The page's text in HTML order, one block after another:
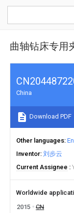
曲轴钻床专用
China
Download PDF
Other languages
Inventor 刘步云
Current Assignee
Worldwide
2015
CN